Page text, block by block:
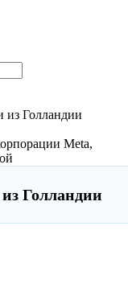
из Голландии
Meta,
Голландии